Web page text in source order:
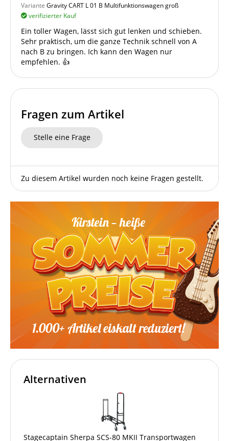
Variante Gravity CART L 01 B Multifunktionswagen groß
verifizierter Kauf
Ein toller Wagen, lässt sich gut lenken und schieben.
Sehr praktisch, um die ganze Technik schnell von A
nach B zu bringen. Ich kann den Wagen nur
empfehlen. 👍
Fragen zum Artikel
Stelle eine Frage
Zu diesem Artikel wurden noch keine Fragen gestellt.
Alternativen
Stagecaptain Sherpa SCS-80 MKII Transportwagen